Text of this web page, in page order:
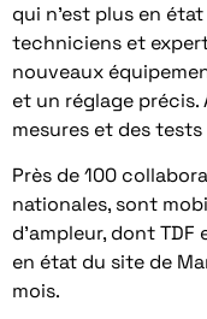
qui n’est plus en
techniciens et
nouveaux
et un réglage précis.
mesures et des
Près de 100
nationales, sont
d’ampleur, dont
en état du site de
mois.